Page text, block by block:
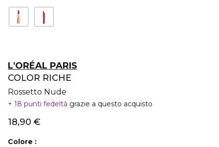
L'ORÉAL PARIS
COLOR RICHE
Rossetto Nude
18 punti fedeltà grazie a questo acquisto
18,90 €
Colore